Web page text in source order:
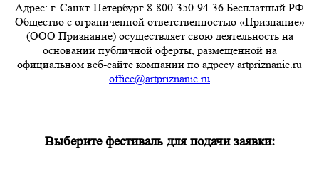
Адрес: г. Санкт-Петербург 8-800-350-94-36 Бесплатный РФ
Общество с ограниченной ответственностью «Признание»
(ООО Признание) осуществляет свою деятельность на
основании публичной оферты, размещенной на
официальном веб-сайте компании по адресу artpriznanie.ru
office@artpriznanie.ru
Выберите фестиваль для подачи заявки: